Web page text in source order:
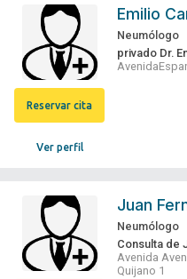
Ver perfil
Reservar cita
Emilio
Neumólogo
privado Dr.
Juan
Neumólogo
Consulta de
Avenida
Quijano 1